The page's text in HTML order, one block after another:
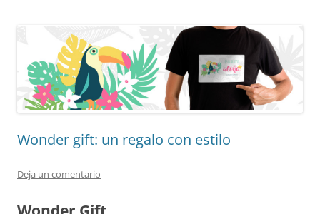
Wonder gift: un regalo con estilo
Deja un comentario